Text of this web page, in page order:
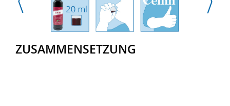
ZUSAMMENSETZUNG